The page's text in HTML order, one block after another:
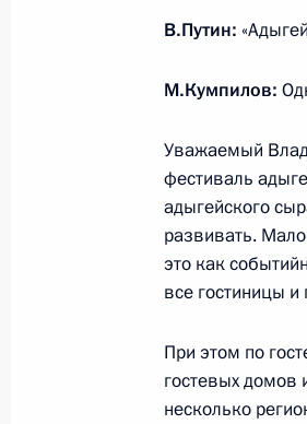
Хуснуллиным
14 января 2026
13 января,
Встреча с
Евраевым
13 января 2026
12 января,
В.Путин:
М.Кумпилов:
Уважаемый
фестиваль
адыгейского
развивать.
это как
все гостиницы
При этом по
гостевых домов
несколько